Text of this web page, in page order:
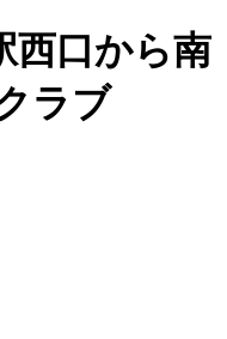
西口から南
ラブ